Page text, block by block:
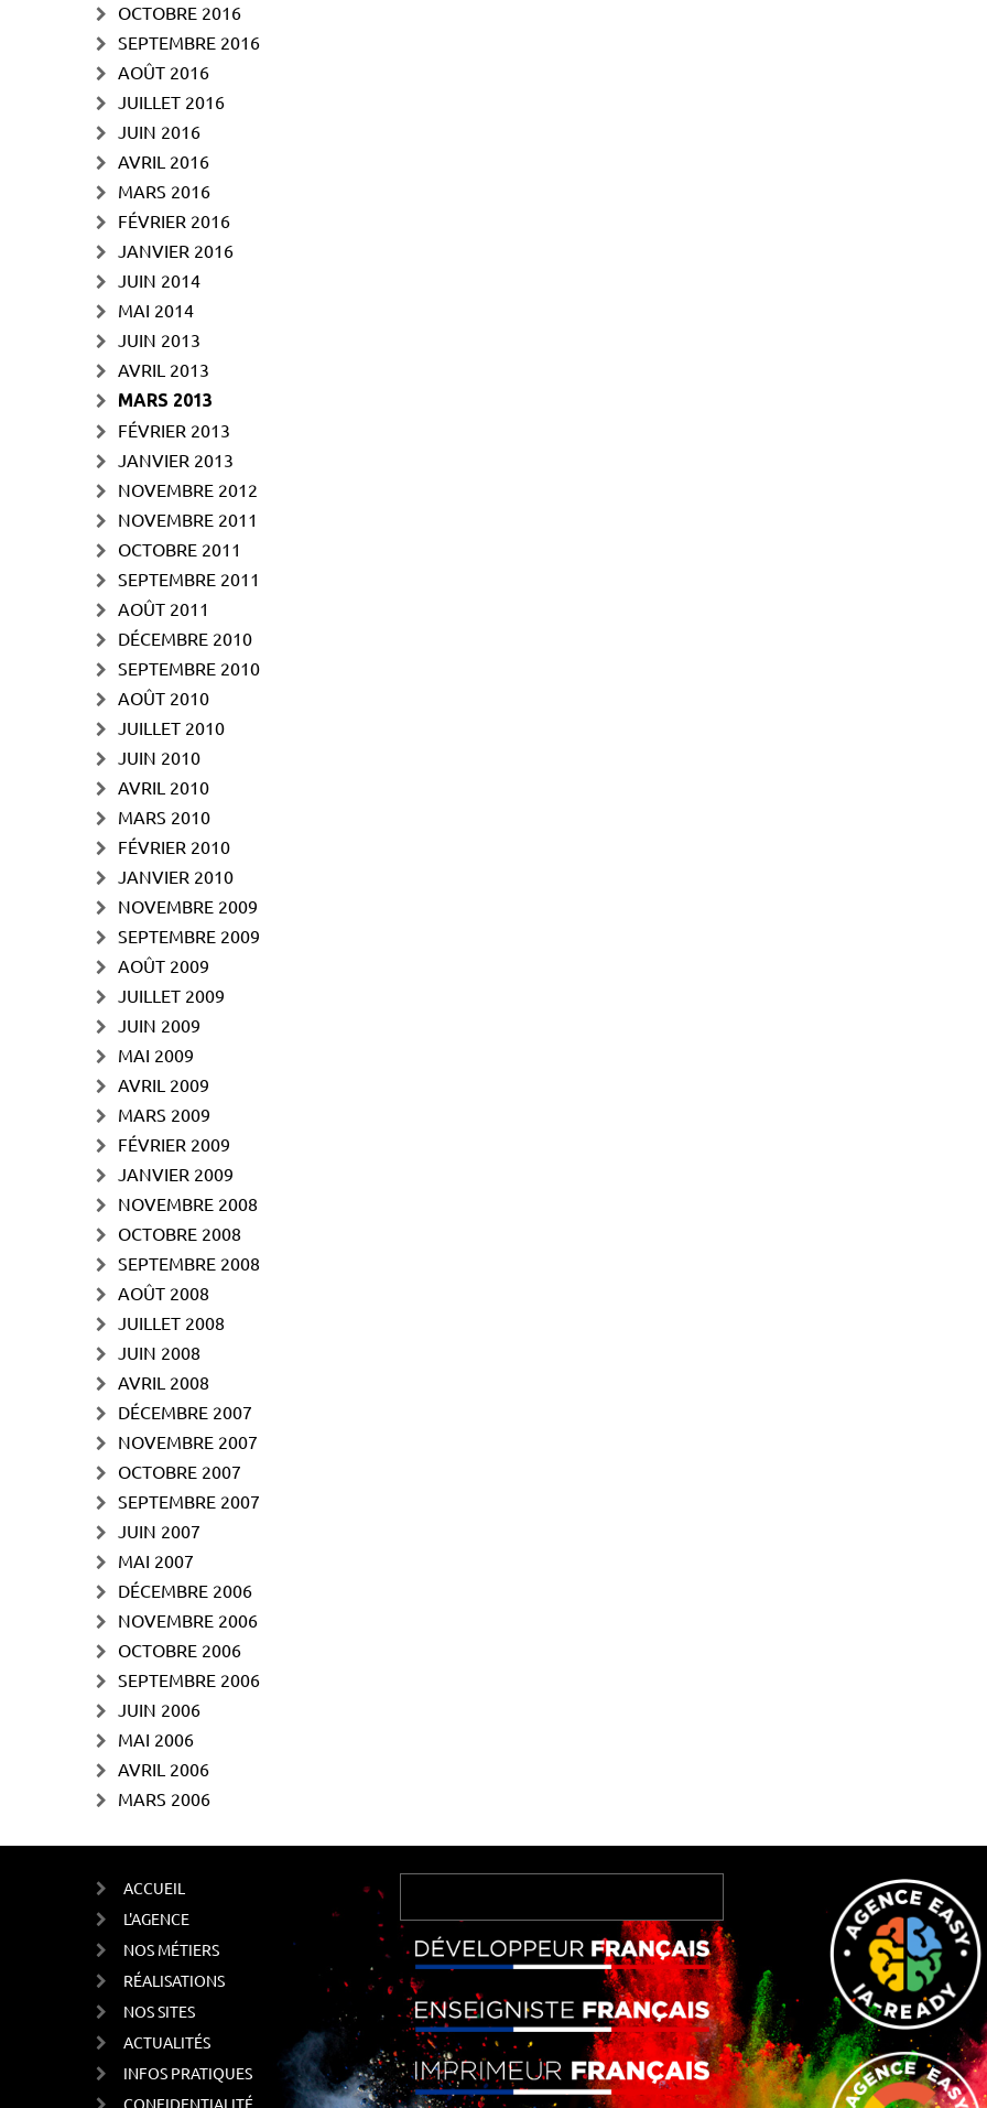
OCTOBRE 2016
SEPTEMBRE 2016
AOÛT 2016
JUILLET 2016
JUIN 2016
AVRIL 2016
MARS 2016
FÉVRIER 2016
JANVIER 2016
JUIN 2014
MAI 2014
JUIN 2013
AVRIL 2013
MARS 2013
FÉVRIER 2013
JANVIER 2013
NOVEMBRE 2012
NOVEMBRE 2011
OCTOBRE 2011
SEPTEMBRE 2011
AOÛT 2011
DÉCEMBRE 2010
SEPTEMBRE 2010
AOÛT 2010
JUILLET 2010
JUIN 2010
AVRIL 2010
MARS 2010
FÉVRIER 2010
JANVIER 2010
NOVEMBRE 2009
SEPTEMBRE 2009
AOÛT 2009
JUILLET 2009
JUIN 2009
MAI 2009
AVRIL 2009
MARS 2009
FÉVRIER 2009
JANVIER 2009
NOVEMBRE 2008
OCTOBRE 2008
SEPTEMBRE 2008
AOÛT 2008
JUILLET 2008
JUIN 2008
AVRIL 2008
DÉCEMBRE 2007
NOVEMBRE 2007
OCTOBRE 2007
SEPTEMBRE 2007
JUIN 2007
MAI 2007
DÉCEMBRE 2006
NOVEMBRE 2006
OCTOBRE 2006
SEPTEMBRE 2006
JUIN 2006
MAI 2006
AVRIL 2006
MARS 2006
ACCUEIL
L'AGENCE
NOS MÉTIERS
RÉALISATIONS
NOS SITES
ACTUALITÉS
INFOS PRATIQUES
CONFIDENTIALITÉ